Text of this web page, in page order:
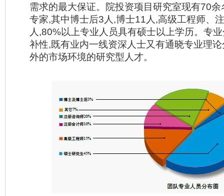
需求的最大保证。院投资项目研究室现有70
专家,其中博士后3人,博士11人,高级工程师、
人,80%以上专业人员具有硕士以上学历。专
补性,既有业内一线资深人士又有通晓专业理
外的市场环境的研究型人才。